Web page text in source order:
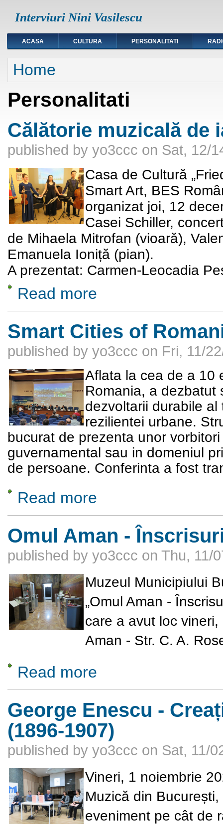
Interviuri Nini Vasilescu
ACASA CULTURA PERSONALITATI
You are here
Home
Personalitati
Călătorie muzicală de
published by yo3ccc on Sat, 12/
Casa de Cultură
Smart Art, BES
organizat joi, 12
Casei Schiller,
de Mihaela Mitrofan (vioară),
Emanuela Ioniță (pian).
A prezentat: Carmen-Leocadia
Read more
Smart Cities of
published by yo3ccc on Fri, 11/
Aflata la cea de a 10
Romania, a dezbatut
dezvoltarii durabile
rezilientei urbane.
bucurat de prezenta unor
guvernamental sau in domeniul
de persoane. Conferinta a fost
Read more
Omul Aman -
published by yo3ccc on Thu, 11/
Muzeul Municipiului
„Omul Aman -
care a avut loc vineri,
Aman - Str. C. A.
Read more
George Enescu -
(1896-1907)
published by yo3ccc on Sat, 11/
Vineri, 1 noiembrie
Muzică din
eveniment pe cât de